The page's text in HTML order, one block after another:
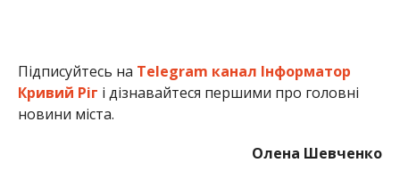
Підписуйтесь на Telegram канал Інформатор
Кривий Ріг і дізнавайтеся першими про головні
новини міста.
Олена Шевченко